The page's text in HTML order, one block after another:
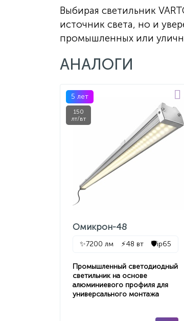
Выбирая светильник
источник света, но и
промышленных или
АНАЛОГИ
5 лет
150
лт/вт
Омикрон-48
✨7200 лм ⚡48 вт 🛡️ip65
Промышленный светодиодный
светильник на основе
алюминиевого профиля для
универсального монтажа